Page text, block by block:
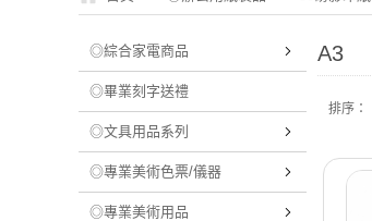
◎運動/休閒/樂器 ◎客製化禮贈品
◎綜合家電商品
◎畢業刻字送禮
◎文具用品系列
◎專業美術色票/儀器
◎專業美術用品
A3
排序：